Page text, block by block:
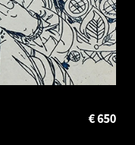
650
€